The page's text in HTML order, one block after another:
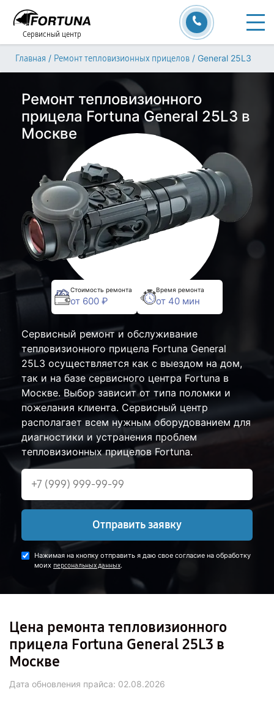
Сервисный центр
Главная / Ремонт тепловизионных прицелов / General 25L3
Ремонт тепловизионного
прицела Fortuna General 25L3 в
Москве
Стоимость ремонта
от 600 ₽
Время ремонта
от 40 мин
Сервисный ремонт и обслуживание
тепловизионного прицела Fortuna General
25L3 осуществляется как с выездом на дом,
так и на базе сервисного центра Fortuna в
Москве. Выбор зависит от типа поломки и
пожелания клиента. Сервисный центр
располагает всем нужным оборудованием для
диагностики и устранения проблем
тепловизионных прицелов Fortuna.
Отправить заявку
Нажимая на кнопку отправить я даю свое согласие на обработку
моих персональных данных.
Цена ремонта тепловизионного
прицела Fortuna General 25L3 в
Москве
Дата обновления прайса: 02.08.2026